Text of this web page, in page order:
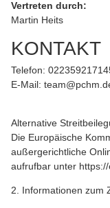
Vertreten durch:
Martin Heits
KONTAKT
Telefon:
E-Mail:
Alternative
Die Europäische
außergerichtliche
aufrufbar unter
2. Informationen zum